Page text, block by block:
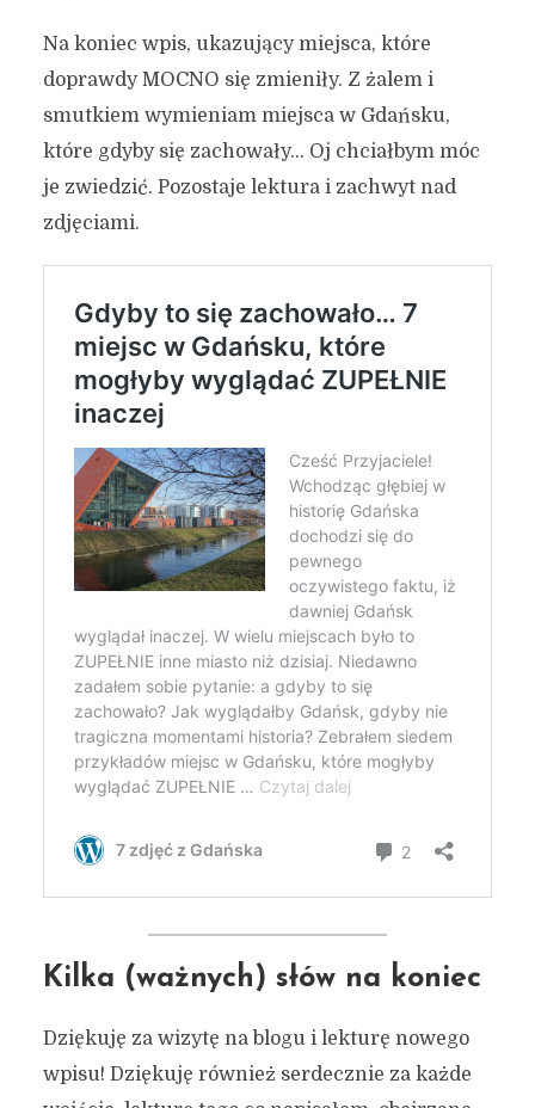
Na koniec wpis, ukazujący miejsca, które
doprawdy MOCNO się zmieniły. Z żalem i
smutkiem wymieniam miejsca w Gdańsku,
które gdyby się zachowały… Oj chciałbym móc
je zwiedzić. Pozostaje lektura i zachwyt nad
zdjęciami.
Kilka (ważnych) słów na koniec
Dziękuję za wizytę na blogu i lekturę nowego
wpisu! Dziękuję również serdecznie za każde